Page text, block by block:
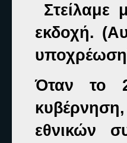
Στείλαμε
εκδοχή.
Όταν το
κυβέρνηση,
εθνικών